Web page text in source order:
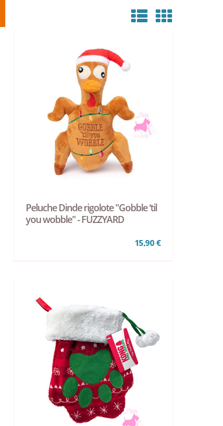
Peluche Dinde rigolote "Gobble ‘til
you wobble" - FUZZYARD
15,90 €